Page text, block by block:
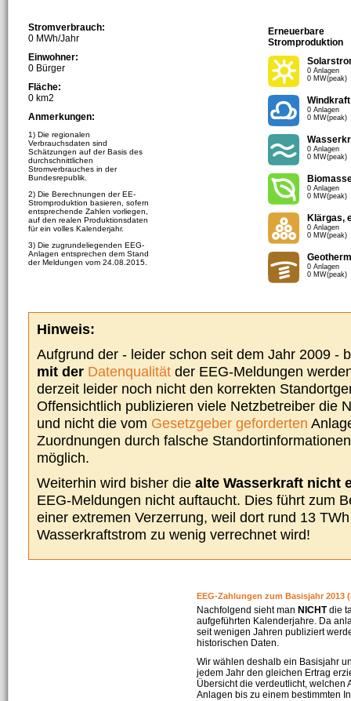
Stromverbrauch:
0 MWh/Jahr
Einwohner:
0 Bürger
Fläche:
0 km2
Anmerkungen:
1) Die regionalen
Verbrauchsdaten sind
Schätzungen auf der Basis des
durchschnittlichen
Stromverbrauches in der
Bundesrepublik.
2) Die Berechnungen der EE-
Stromproduktion basieren, sofern
entsprechende Zahlen vorliegen,
auf den realen Produktionsdaten
für ein volles Kalenderjahr.
3) Die zugrundeliegenden EEG-
Anlagen entsprechen dem Stand
der Meldungen vom 24.08.2015.
Erneuerbare
Stromproduktion
0 Anlagen
0 MW(peak)
Windkraft
0 Anlagen
0 MW(peak)
0 Anlagen
0 MW(peak)
0 Anlagen
0 MW(peak)
Klärgas,
0 Anlagen
0 MW(peak)
0 Anlagen
0 MW(peak)
Hinweis:
Aufgrund der - leider schon seit dem Jahr 2009 -
mit der Datenqualität der EEG-Meldungen
derzeit leider noch nicht den korrekten
Offensichtlich publizieren viele Netzbetreiber die
und nicht die vom Gesetzgeber geforderten
Zuordnungen durch falsche
möglich.
Weiterhin wird bisher die alte Wasserkraft nicht
EEG-Meldungen nicht auftaucht. Dies führt zum
einer extremen Verzerrung, weil dort rund 13
Wasserkraftstrom zu wenig verrechnet wird!
EEG-Zahlungen zum Basisjahr 2013
Nachfolgend sieht man NICHTdie
aufgeführten Kalenderjahre. Da
seit wenigen Jahren publiziert
historischen Daten.
Wir wählen deshalb ein Basisjahr
jedem Jahr den gleichen Ertrag
Übersicht die verdeutlicht, welchen
Anlagen bis zu einem bestimmten